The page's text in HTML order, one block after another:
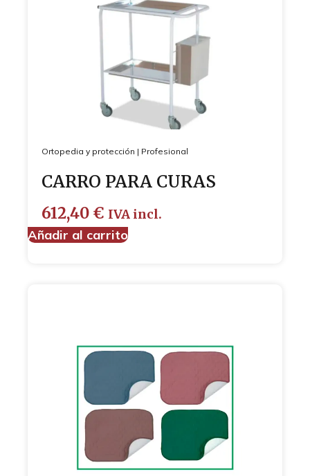
Ortopedia y protección | Profesional
CARRO PARA CURAS
612,40 € IVA incl.
Añadir al carrito